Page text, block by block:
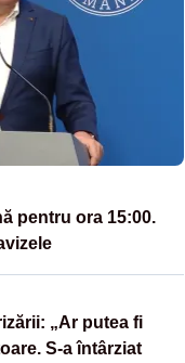
pentru ora 15:00.
„Ar putea fi
S-a întârziat